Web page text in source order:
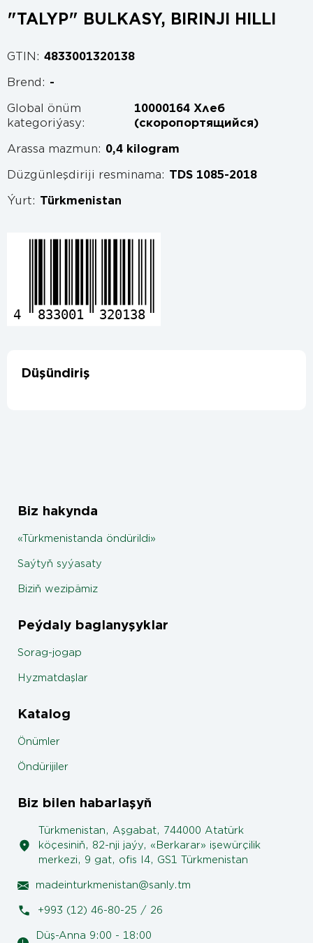
"TALYP" BULKASY, BIRINJI HILLI
GTIN: 4833001320138
Brend: -
Global önüm
kategoriýasy:
10000164 Хлеб
(скоропортящийся)
Arassa mazmun: 0,4 kilogram
Düzgünleşdiriji resminama: TDS 1085-2018
Ýurt: Türkmenistan
4 833001 320138
Düşündiriş
Biz hakynda
«Türkmenistanda öndürildi»
Saýtyň syýasaty
Biziň wezipämiz
Peýdaly baglanyşyklar
Sorag-jogap
Hyzmatdaşlar
Katalog
Önümler
Öndürijiler
Biz bilen habarlaşyň
Türkmenistan, Aşgabat, 744000 Atatürk
köçesiniň, 82-nji jaýy, «Berkarar» işewürçilik
merkezi, 9 gat, ofis I4, GS1 Türkmenistan
madeinturkmenistan@sanly.tm
+993 (12) 46-80-25 / 26
Düş-Anna 9:00 - 18:00